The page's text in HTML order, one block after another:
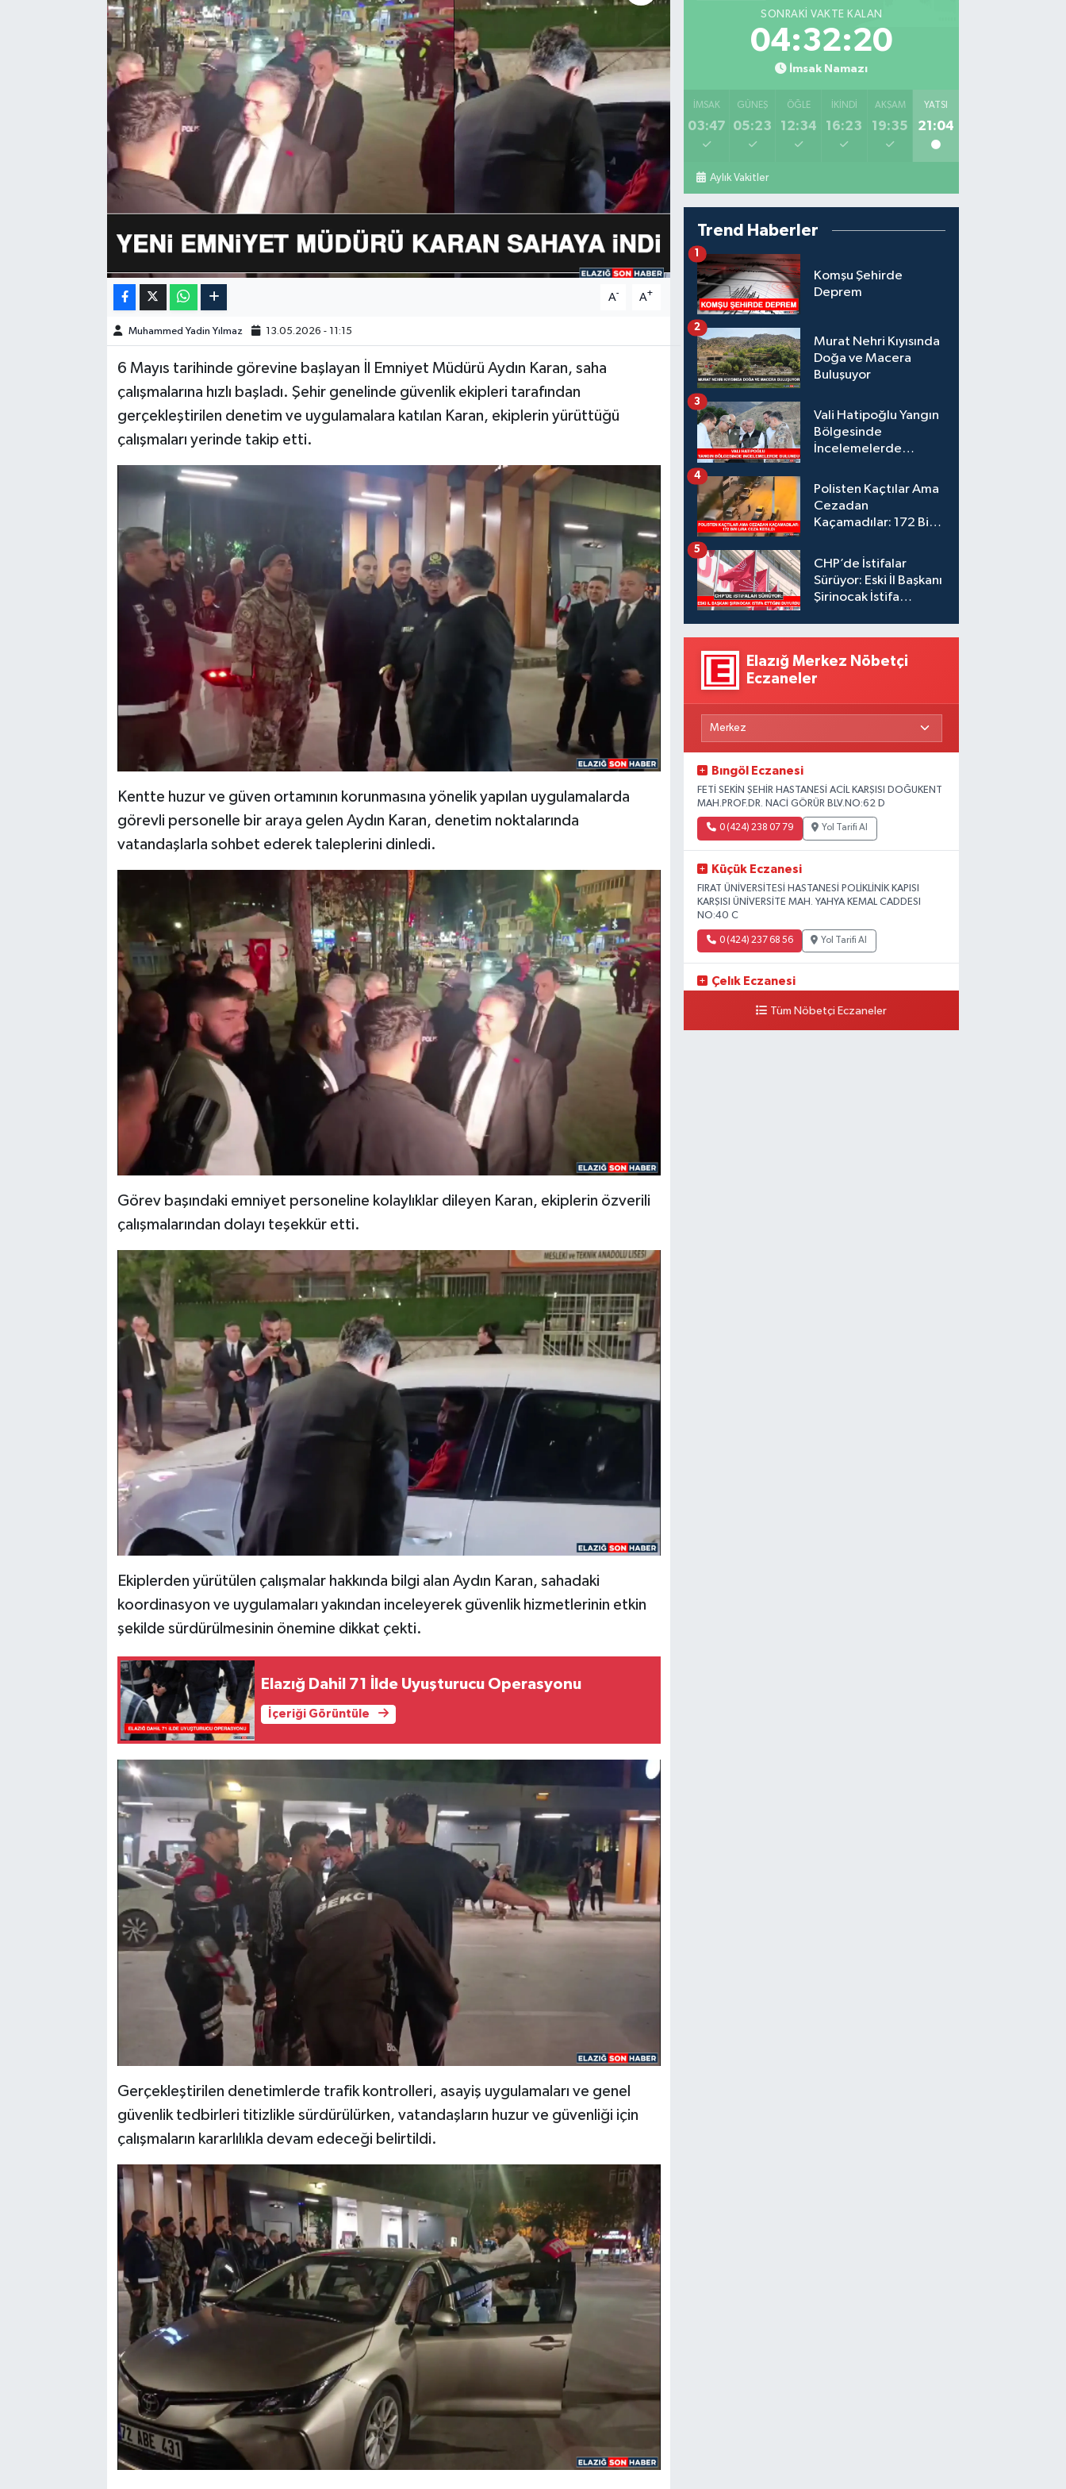
A- A+
Muhammed Yadin Yılmaz 13.05.2026 - 11:15
6 Mayıs tarihinde görevine başlayan İl Emniyet Müdürü Aydın Karan, saha
çalışmalarına hızlı başladı. Şehir genelinde güvenlik ekipleri tarafından
gerçekleştirilen denetim ve uygulamalara katılan Karan, ekiplerin yürüttüğü
çalışmaları yerinde takip etti.
Kentte huzur ve güven ortamının korunmasına yönelik yapılan uygulamalarda
görevli personelle bir araya gelen Aydın Karan, denetim noktalarında
vatandaşlarla sohbet ederek taleplerini dinledi.
Görev başındaki emniyet personeline kolaylıklar dileyen Karan, ekiplerin özverili
çalışmalarından dolayı teşekkür etti.
Ekiplerden yürütülen çalışmalar hakkında bilgi alan Aydın Karan, sahadaki
koordinasyon ve uygulamaları yakından inceleyerek güvenlik hizmetlerinin etkin
şekilde sürdürülmesinin önemine dikkat çekti.
Elazığ Dahil 71 İlde Uyuşturucu Operasyonu
İçeriği Görüntüle
Gerçekleştirilen denetimlerde trafik kontrolleri, asayiş uygulamaları ve genel
güvenlik tedbirleri titizlikle sürdürülürken, vatandaşların huzur ve güvenliği için
çalışmaların kararlılıkla devam edeceği belirtildi.
SONRAKI VAKTE KALAN
04:32:18
İmsak Namazı
İMSAK
03:47
GÜNEŞ
05:23
ÖĞLE
12:34
İKINDI
16:23
AKŞAM
19:35
YATSI
21:04
Aylık Vakitler
Trend Haberler
Komşu Şehirde
Deprem
1
Murat Nehri Kıyısında
Doğa ve Macera
Buluşuyor
2
Vali Hatipoğlu Yangın
Bölgesinde
İncelemelerde
3
Polisten Kaçtılar Ama
Cezadan
Kaçamadılar: 172 Bin
4
CHP’de İstifalar
Sürüyor: Eski İl Başkanı
Şirinocak İstifa
5
Elazığ Merkez Nöbetçi
Eczaneler
Bıngöl Eczanesi
FETİ SEKİN ŞEHİR HASTANESİ ACİL KARŞISI DOĞUKENT
MAH.PROF.DR. NACİ GÖRÜR BLV.NO:62 D
0 (424) 238 07 79 Yol Tarifi Al
Küçük Eczanesi
FIRAT ÜNİVERSİTESİ HASTANESİ POLİKLİNİK KAPISI
KARŞISI ÜNİVERSİTE MAH. YAHYA KEMAL CADDESI
NO:40 C
0 (424) 237 68 56 Yol Tarifi Al
Çelık Eczanesi
MAH. 19730 SOK. NO:6 ATüm Nöbetçi Eczaneler
HABERDE İNSAN
KÜLTÜR-SANAT
MAGAZİN